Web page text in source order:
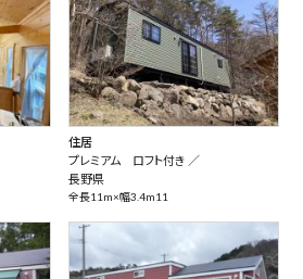
住居
プレミアム ロフト付き ／
長野県
全長11m×幅3.4m11